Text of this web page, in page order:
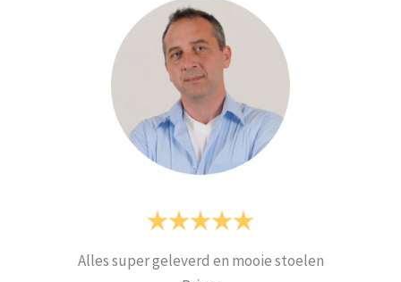
Alles super geleverd en mooie stoelen